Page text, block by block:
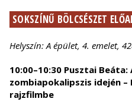
SOKSZÍNŰ BÖLCSÉSZET
Helyszín: A épület, 4. emelet,
10:00–10:30 Pusztai
zombiapokalipszis idején
rajzfilmbe